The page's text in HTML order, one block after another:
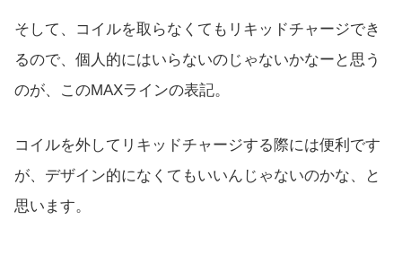
そして、コイルを取らなくてもリキッドチャージでき
るので、個人的にはいらないのじゃないかなーと思う
のが、このMAXラインの表記。
コイルを外してリキッドチャージする際には便利です
が、デザイン的になくてもいいんじゃないのかな、と
思います。